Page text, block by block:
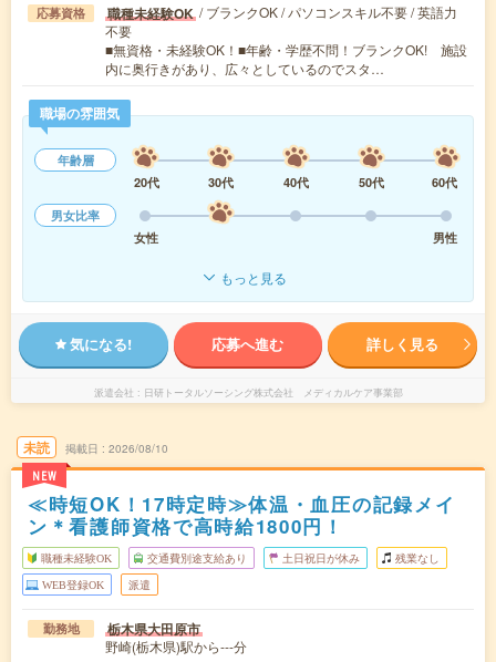
応募資格 職種未経験OK / ブランクOK / パソコンスキル不要 / 英語力
不要
■無資格・未経験OK！■年齢・学歴不問！ブランクOK! 施設
内に奥行きがあり、広々としているのでスタ…
職場の雰囲気
年齢層
20代
30代 40代 50代
60代
男女比率
女性
男性
もっと見る
気になる! 応募へ進む 詳しく見る
派遣会社 日研トータルソーシング株式会社 メディカルケア事業部
未読
NEW
掲載日 2026/08/10
≪時短OK！17時定時≫体温・血圧の記録メイ
ン＊看護師資格で高時給1800円！
職種未経験OK 交通費別途支給あり 土日祝日が休み 残業なし
WEB登録OK 派遣
勤務地 栃木県大田原市
野崎(栃木県)駅から---分